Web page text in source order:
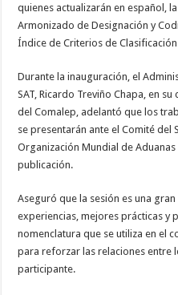
quienes actualizarán en español,
Armonizado de Designación y
Índice de Criterios de
Durante la inauguración, el
SAT, Ricardo Treviño Chapa, en
del Comalep, adelantó que los
se presentarán ante el Comité del
Organización Mundial de
publicación.
Aseguró que la sesión es una
experiencias, mejores prácticas y
nomenclatura que se utiliza en el
para reforzar las relaciones entre
participante.